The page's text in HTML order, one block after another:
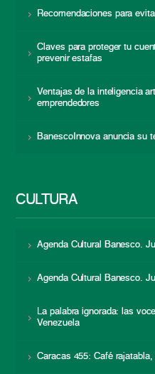
Recomendaciones para
Claves para proteger tu
prevenir estafas
Ventajas de la inteligencia
emprendedores
BanescoInnova anuncia su
CULTURA
Agenda Cultural Banesco.
Agenda Cultural Banesco.
La palabra ignorada: las
Venezuela
Caracas 455: Café